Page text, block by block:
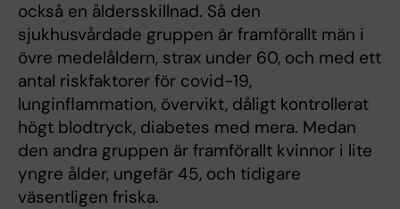
också en åldersskillnad. Så den
sjukhusvårdade gruppen är framförallt män i
övre medelåldern, strax under 60, och med ett
antal riskfaktorer för covid-19,
lunginflammation, övervikt, dåligt kontrollerat
högt blodtryck, diabetes med mera. Medan
den andra gruppen är framförallt kvinnor i lite
yngre ålder, ungefär 45, och tidigare
väsentligen friska.